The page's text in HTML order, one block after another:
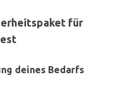
für
deines Bedarfs